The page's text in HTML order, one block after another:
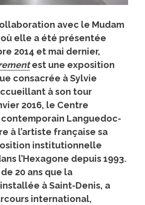
avec le Mudam
elle a été présentée
2014 et mai dernier,
est une exposition
consacrée à Sylvie
à son tour
2016, le Centre
contemporain Languedoc-
à l’artiste française sa
institutionnelle
l’Hexagone depuis 1993.
20 ans que la
à Saint-Denis, a
international,